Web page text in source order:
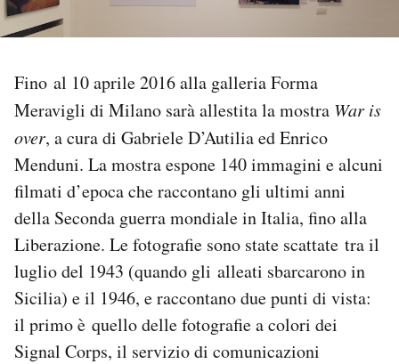
NEWSLETTER
CALENDARIO
AREA PERSONALE
Area Personale
Newsletter
Notifiche mobile
Regala il Post
Fino al 10 aprile 2016 alla galleria Forma
Meravigli di Milano sarà allestita la mostra War is
over, a cura di Gabriele D’Autilia ed Enrico
Menduni. La mostra espone 140 immagini e alcuni
filmati d’epoca che raccontano gli ultimi anni
della Seconda guerra mondiale in Italia, fino alla
Liberazione. Le fotografie sono state scattate tra il
luglio del 1943 (quando gli alleati sbarcarono in
Sicilia) e il 1946, e raccontano due punti di vista:
il primo è quello delle fotografie a colori dei
Signal Corps, il servizio di comunicazioni